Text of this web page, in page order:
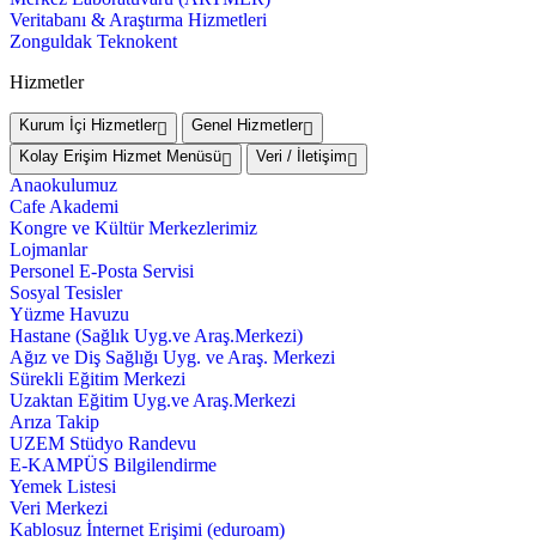
Veritabanı & Araştırma Hizmetleri
Zonguldak Teknokent
Hizmetler
Kurum İçi Hizmetler
Genel Hizmetler
Kolay Erişim Hizmet Menüsü
Veri / İletişim
Anaokulumuz
Cafe Akademi
Kongre ve Kültür Merkezlerimiz
Lojmanlar
Personel E-Posta Servisi
Sosyal Tesisler
Yüzme Havuzu
Hastane (Sağlık Uyg.ve Araş.Merkezi)
Ağız ve Diş Sağlığı Uyg. ve Araş. Merkezi
Sürekli Eğitim Merkezi
Uzaktan Eğitim Uyg.ve Araş.Merkezi
Arıza Takip
UZEM Stüdyo Randevu
E-KAMPÜS Bilgilendirme
Yemek Listesi
Veri Merkezi
Kablosuz İnternet Erişimi (eduroam)